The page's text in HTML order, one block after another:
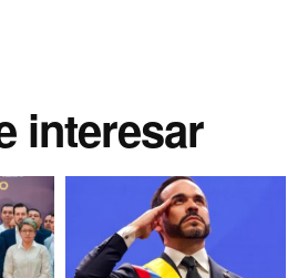
interesar